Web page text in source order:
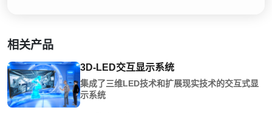
相关产品
3D-LED交互显示系统
集成了三维LED技术和扩展现实技术的交互式显
示系统